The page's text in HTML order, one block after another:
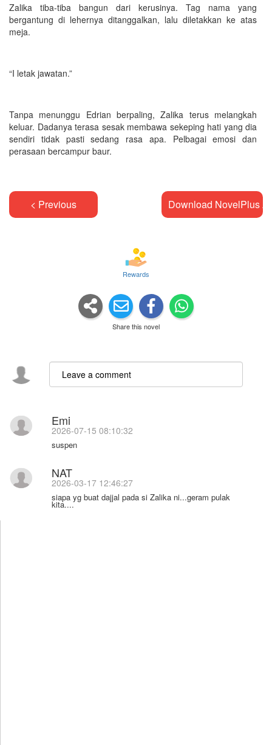
Zalika tiba-tiba bangun dari kerusinya. Tag nama yang
bergantung di lehernya ditanggalkan, lalu diletakkan ke atas
meja.
“I letak jawatan.”
Tanpa menunggu Edrian berpaling, Zalika terus melangkah
keluar. Dadanya terasa sesak membawa sekeping hati yang dia
sendiri tidak pasti sedang rasa apa. Pelbagai emosi dan
perasaan bercampur baur.
< Previous Download NovelPlus
Rewards
Share this novel
Emi
2026-07-15 08:10:32
suspen
NAT
2026-03-17 12:46:27
siapa yg buat dajjal pada si Zalika ni...geram pulak
kita....